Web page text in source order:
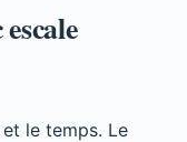
et le temps. Le